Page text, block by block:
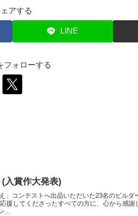
アする
LINE
フォローする
入賞作大発表)
」コンテストへ出品いただいた23名のビルダ
援してくださったすべての方に、心から感謝
...